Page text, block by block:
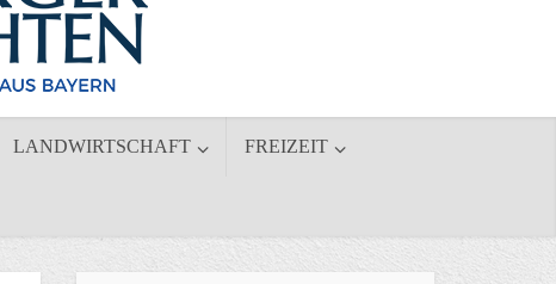
LANDWIRTSCHAFT FREIZEIT